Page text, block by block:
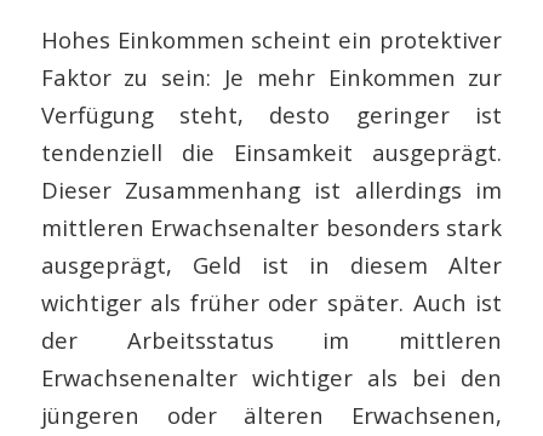
Hohes Einkommen scheint ein protektiver
Faktor zu sein: Je mehr Einkommen zur
Verfügung steht, desto geringer ist
tendenziell die Einsamkeit ausgeprägt.
Dieser Zusammenhang ist allerdings im
mittleren Erwachsenalter besonders stark
ausgeprägt, Geld ist in diesem Alter
wichtiger als früher oder später. Auch ist
der Arbeitsstatus im mittleren
Erwachsenenalter wichtiger als bei den
jüngeren oder älteren Erwachsenen,